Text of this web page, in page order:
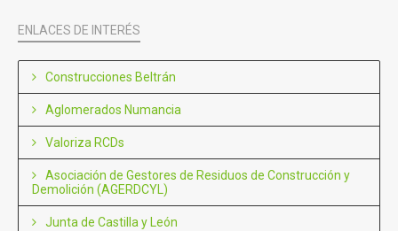
ENLACES DE INTERÉS
Construcciones Beltrán
Aglomerados Numancia
Valoriza RCDs
Asociación de Gestores de Residuos de Construcción y
Demolición (AGERDCYL)
Junta de Castilla y León